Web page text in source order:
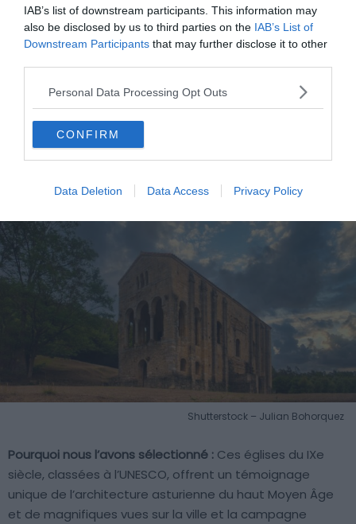
IAB’s list of downstream participants. This information may
also be disclosed by us to third parties on the IAB’s List of
Downstream Participants that may further disclose it to other
Personal Data Processing Opt Outs
CONFIRM
Data Deletion Data Access Privacy Policy
📍 Adresse: Pl. Alfonso II el Casto, s/n, 33003
Oviedo, Asturias, Spain (Voir surGoogle Maps)
🕐Horaires d’ouverture : Généralement ouverte
de 10h à 17h (variable selon la saison)
Naranco et San Miguel de Lillo
Shutterstock – Julian Bohorquez
Pourquoi nous l’avons sélectionné : Ces églises du IXe
siècle, classées à l’UNESCO, offrent un témoignage
unique de l’architecture asturienne du haut Moyen Âge
et de magnifiques vues sur la ville et la campagne